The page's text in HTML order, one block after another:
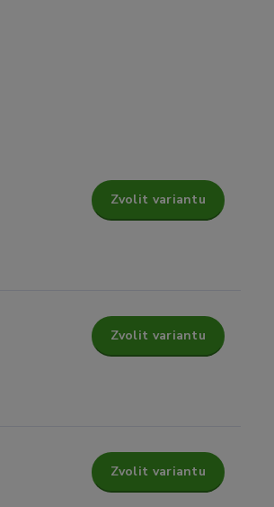
Zvolit variantu
Zvolit variantu
Zvolit variantu